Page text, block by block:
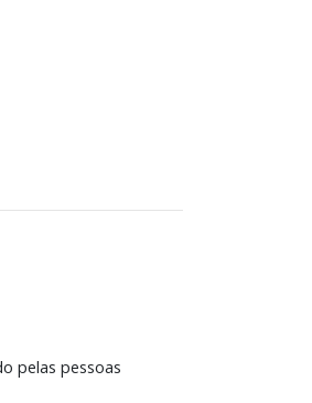
pelas pessoas